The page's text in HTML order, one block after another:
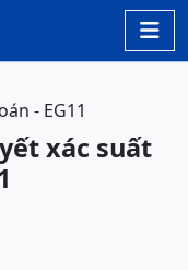

- EG11
xác suất